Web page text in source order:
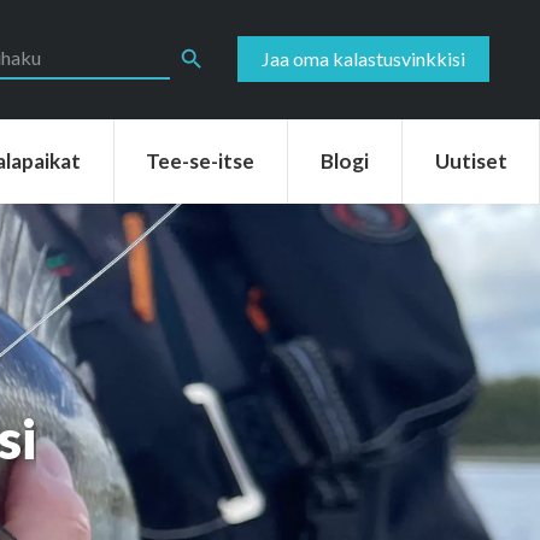
Jaa oma kalastusvinkkisi
Tee-se-itse Blogi Uutiset
Blogi Uutiset